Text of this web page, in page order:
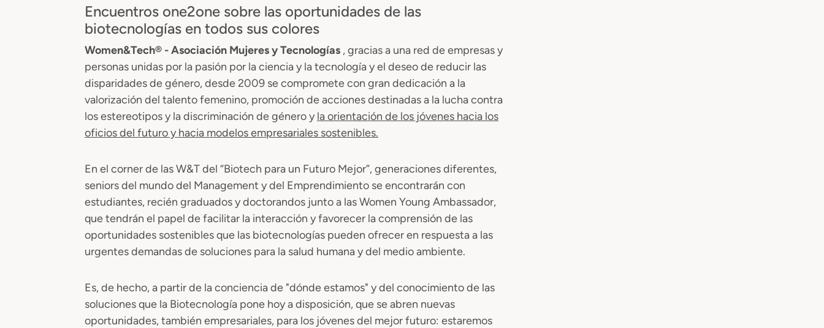
Encuentros one2one sobre las oportunidades de las
biotecnologías en todos sus colores
Women&Tech® - Asociación Mujeres y Tecnologías , gracias a una red de empresas y
personas unidas por la pasión por la ciencia y la tecnología y el deseo de reducir las
disparidades de género, desde 2009 se compromete con gran dedicación a la
valorización del talento femenino, promoción de acciones destinadas a la lucha contra
los estereotipos y la discriminación de género y la orientación de los jóvenes hacia los
oficios del futuro y hacia modelos empresariales sostenibles.
En el corner de las W&T del “Biotech para un Futuro Mejor”, generaciones diferentes,
seniors del mundo del Management y del Emprendimiento se encontrarán con
estudiantes, recién graduados y doctorandos junto a las Women Young Ambassador,
que tendrán el papel de facilitar la interacción y favorecer la comprensión de las
oportunidades sostenibles que las biotecnologías pueden ofrecer en respuesta a las
urgentes demandas de soluciones para la salud humana y del medio ambiente.
Es, de hecho, a partir de la conciencia de "dónde estamos" y del conocimiento de las
soluciones que la Biotecnología pone hoy a disposición, que se abren nuevas
oportunidades, también empresariales, para los jóvenes del mejor futuro: estaremos